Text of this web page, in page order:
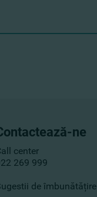
ne
center
269 999
de îmbunătățire